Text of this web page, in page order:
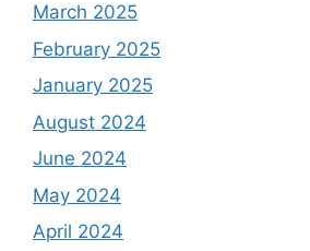
March 2025
February 2025
January 2025
August 2024
June 2024
May 2024
April 2024